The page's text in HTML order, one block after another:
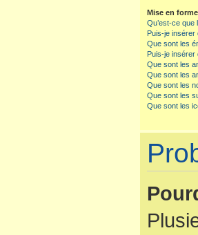
Mise en
Qu’est-ce que
Puis-je insérer
Que sont les
Puis-je insérer
Que sont les
Que sont les
Que sont les
Que sont les
Que sont les